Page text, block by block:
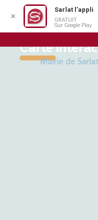
contenu
Carte
Mairie de
✕
Sarlat l’appli
GRATUIT
Sur Google Play